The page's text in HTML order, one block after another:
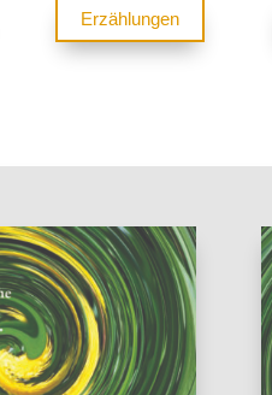
Erzählungen